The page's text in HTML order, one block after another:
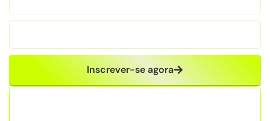
Inscrever-se agora